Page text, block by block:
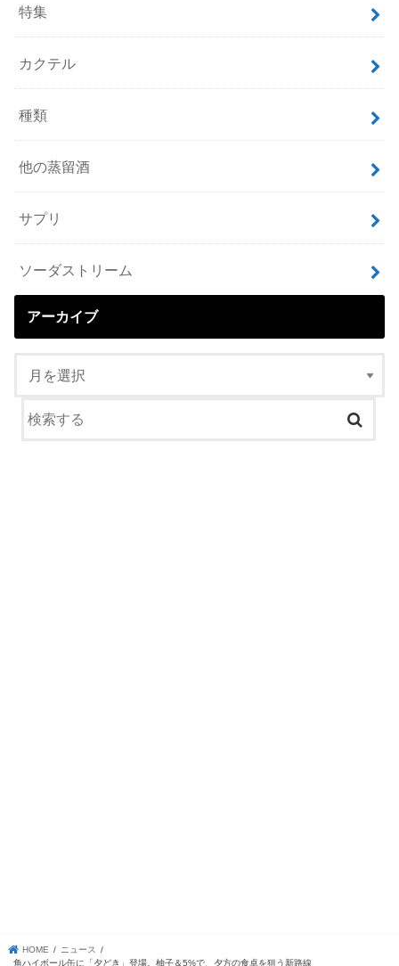
特集
カクテル
種類
他の蒸留酒
サプリ
ソーダストリーム
アーカイブ
HOME
ニュース
角ハイボール缶に「夕どき」登場。柚子＆5%で、夕方の食卓を狙う新路線